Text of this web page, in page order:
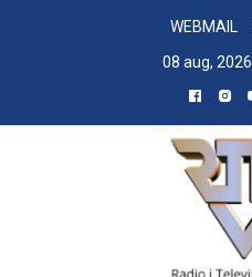
WEBMAIL
08 aug, 2026